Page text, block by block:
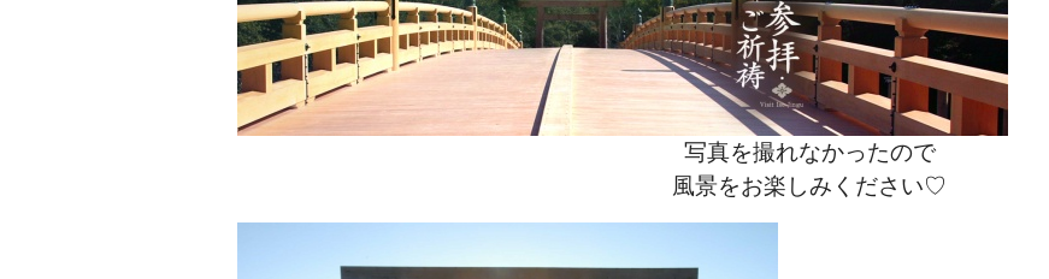
写真を撮れなかったので
風景をお楽しみください♡